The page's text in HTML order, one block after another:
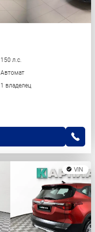
150 л.с.
Автомат
1 владелец
VIN